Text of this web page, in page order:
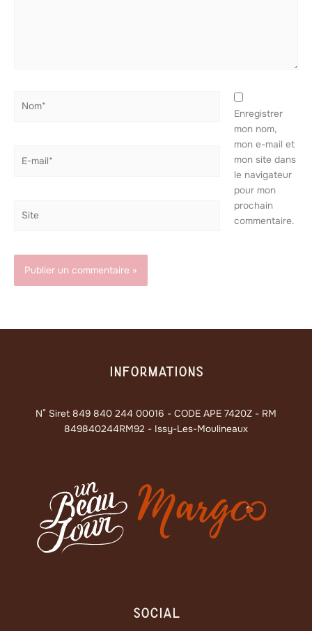
mail*
Enregistrer
mon nom,
mon e-mail et
mon site dans
le navigateur
pour mon
prochain
commentaire.
Informations
N° Siret 849 840 244 00016 - CODE APE 7420Z - RM
849840244RM92 - Issy-Les-Moulineaux
Social